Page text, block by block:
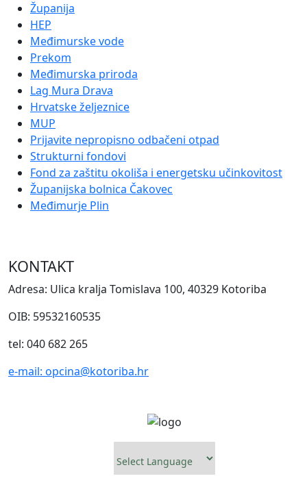
Županija
HEP
Međimurske vode
Prekom
Međimurska priroda
Lag Mura Drava
Hrvatske željeznice
MUP
Prijavite nepropisno odbačeni otpad
Strukturni fondovi
Fond za zaštitu okoliša i energetsku učinkovitost
Županijska bolnica Čakovec
Međimurje Plin
KONTAKT
Adresa: Ulica kralja Tomislava 100, 40329 Kotoriba
OIB: 59532160535
tel: 040 682 265
e-mail: opcina@kotoriba.hr